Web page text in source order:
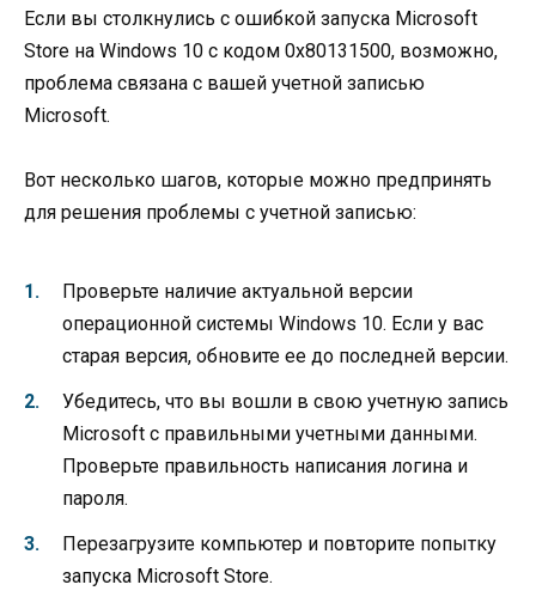
Если вы столкнулись с ошибкой запуска Microsoft
Store на Windows 10 с кодом 0x80131500, возможно,
проблема связана с вашей учетной записью
Microsoft.
Вот несколько шагов, которые можно предпринять
для решения проблемы с учетной записью:
Проверьте наличие актуальной версии
операционной системы Windows 10. Если у вас
старая версия, обновите ее до последней версии.
Убедитесь, что вы вошли в свою учетную запись
Microsoft с правильными учетными данными.
Проверьте правильность написания логина и
пароля.
Перезагрузите компьютер и повторите попытку
запуска Microsoft Store.